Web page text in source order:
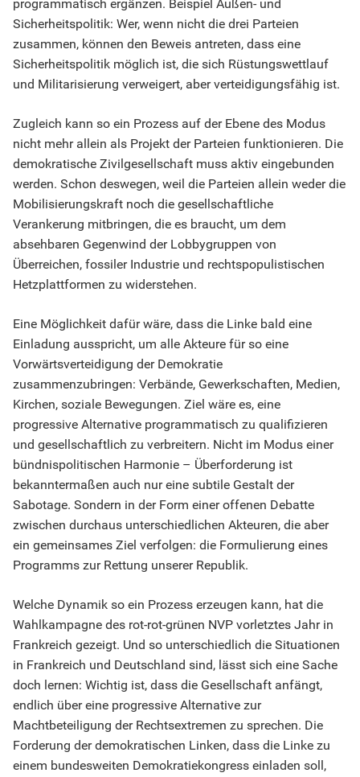
programmatisch ergänzen. Beispiel Außen- und
Sicherheitspolitik: Wer, wenn nicht die drei Parteien
zusammen, können den Beweis antreten, dass eine
Sicherheitspolitik möglich ist, die sich Rüstungswettlauf
und Militarisierung verweigert, aber verteidigungsfähig ist.
Zugleich kann so ein Prozess auf der Ebene des Modus
nicht mehr allein als Projekt der Parteien funktionieren. Die
demokratische Zivilgesellschaft muss aktiv eingebunden
werden. Schon deswegen, weil die Parteien allein weder die
Mobilisierungskraft noch die gesellschaftliche
Verankerung mitbringen, die es braucht, um dem
absehbaren Gegenwind der Lobbygruppen von
Überreichen, fossiler Industrie und rechtspopulistischen
Hetzplattformen zu widerstehen.
Eine Möglichkeit dafür wäre, dass die Linke bald eine
Einladung ausspricht, um alle Akteure für so eine
Vorwärtsverteidigung der Demokratie
zusammenzubringen: Verbände, Gewerkschaften, Medien,
Kirchen, soziale Bewegungen. Ziel wäre es, eine
progressive Alternative programmatisch zu qualifizieren
und gesellschaftlich zu verbreitern. Nicht im Modus einer
bündnispolitischen Harmonie – Überforderung ist
bekanntermaßen auch nur eine subtile Gestalt der
Sabotage. Sondern in der Form einer offenen Debatte
zwischen durchaus unterschiedlichen Akteuren, die aber
ein gemeinsames Ziel verfolgen: die Formulierung eines
Programms zur Rettung unserer Republik.
Welche Dynamik so ein Prozess erzeugen kann, hat die
Wahlkampagne des rot-rot-grünen NVP vorletztes Jahr in
Frankreich gezeigt. Und so unterschiedlich die Situationen
in Frankreich und Deutschland sind, lässt sich eine Sache
doch lernen: Wichtig ist, dass die Gesellschaft anfängt,
endlich über eine progressive Alternative zur
Machtbeteiligung der Rechtsextremen zu sprechen. Die
Forderung der demokratischen Linken, dass die Linke zu
einem bundesweiten Demokratiekongress einladen soll,